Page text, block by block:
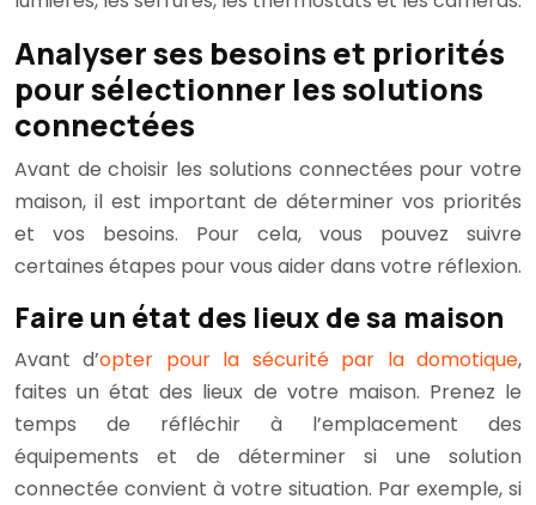
Analyser ses besoins et priorités
pour sélectionner les solutions
connectées
Avant de choisir les solutions connectées pour votre
maison, il est important de déterminer vos priorités
et vos besoins. Pour cela, vous pouvez suivre
certaines étapes pour vous aider dans votre réflexion.
Faire un état des lieux de sa maison
Avant d’opter pour la sécurité par la domotique,
faites un état des lieux de votre maison. Prenez le
temps de réfléchir à l’emplacement des
équipements et de déterminer si une solution
connectée convient à votre situation. Par exemple, si